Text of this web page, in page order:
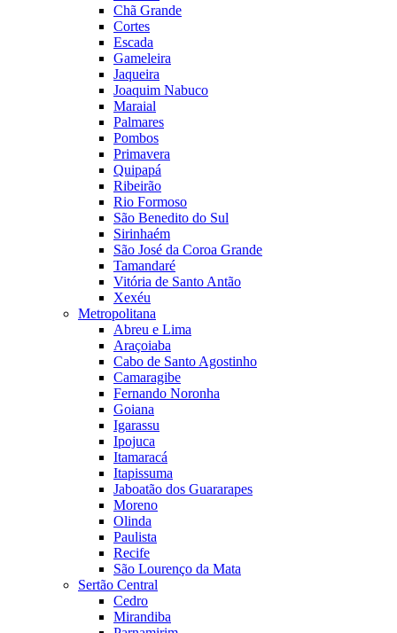
Chã Grande
Cortes
Escada
Gameleira
Jaqueira
Joaquim Nabuco
Maraial
Palmares
Pombos
Primavera
Quipapá
Ribeirão
Rio Formoso
São Benedito do Sul
Sirinhaém
São José da Coroa Grande
Tamandaré
Vitória de Santo Antão
Xexéu
Metropolitana
Abreu e Lima
Araçoiaba
Cabo de Santo Agostinho
Camaragibe
Fernando Noronha
Goiana
Igarassu
Ipojuca
Itamaracá
Itapissuma
Jaboatão dos Guararapes
Moreno
Olinda
Paulista
Recife
São Lourenço da Mata
Sertão Central
Cedro
Mirandiba